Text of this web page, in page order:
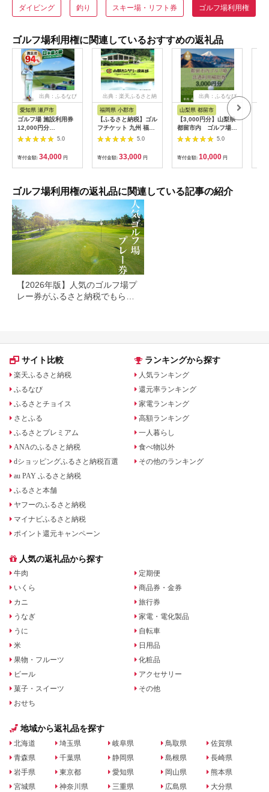
ダイビング 釣り スキー場・リフト券 ゴルフ場利用権
ゴルフ場利用権に関連しているおすすめの返礼品
出典：ふるなび
愛知県 瀬戸市
ゴルフ場 施設利用券
12,000円分
[BBEC002]ゴルフ倶
楽部大樹 瀬戸店
5.0
寄付金額: 34,000 円
出典：楽天ふるさと納
福岡県 小郡市
【ふるさと納税】ゴル
フチケット 九州 福岡
小郡カンツリー倶楽部
ギフト券 9枚 9000円
ゴルフ チケット 商品
券 ゴルフ券 スポーツ
ラウンド 券 福岡県 小
5.0
寄付金額: 33,000 円
出典：ふるなび
山梨県 都留市
【3,000円分】山梨県
都留市内 ゴルフ場共
通利用券｜ ゴルフ利
5.0
寄付金額: 10,000 円
ゴルフ場利用権の返礼品に関連している記事の紹介
【2026年版】人気のゴルフ場プ
レー券がふるさと納税でもらえ
サイト比較
楽天ふるさと納税
ふるなび
ふるさとチョイス
さとふる
ふるさとプレミアム
ANAのふるさと納税
dショッピングふるさと納税百選
au PAY ふるさと納税
ふるさと本舗
ヤフーのふるさと納税
マイナビふるさと納税
ポイント還元キャンペーン
ランキングから探す
人気ランキング
還元率ランキング
家電ランキング
高額ランキング
一人暮らし
食べ物以外
その他のランキング
人気の返礼品から探す
牛肉
いくら
カニ
うなぎ
うに
米
果物・フルーツ
ビール
菓子・スイーツ
おせち
定期便
商品券・金券
旅行券
家電・電化製品
自転車
日用品
化粧品
アクセサリー
その他
地域から返礼品を探す
北海道
青森県
岩手県
宮城県
埼玉県
千葉県
東京都
神奈川県
岐阜県
静岡県
愛知県
三重県
鳥取県
島根県
岡山県
広島県
佐賀県
長崎県
熊本県
大分県